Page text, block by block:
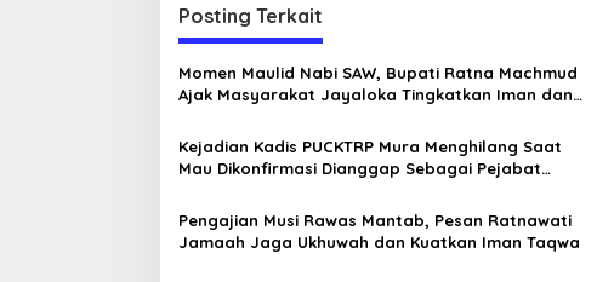
i
g
a
i
o
s
Posting Terkait
Momen Maulid Nabi SAW, Bupati Ratna Machmud
Ajak Masyarakat Jayaloka Tingkatkan Iman dan
Kejadian Kadis PUCKTRP Mura Menghilang Saat
Mau Dikonfirmasi Dianggap Sebagai Pejabat
Pengajian Musi Rawas Mantab, Pesan Ratnawati
Jamaah Jaga Ukhuwah dan Kuatkan Iman Taqwa